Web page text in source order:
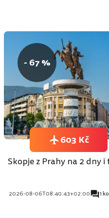
- 67 %
Skopje z Prahy na 2 dny i
2026-08-06T08:40:43+02:00 1
603 Kč